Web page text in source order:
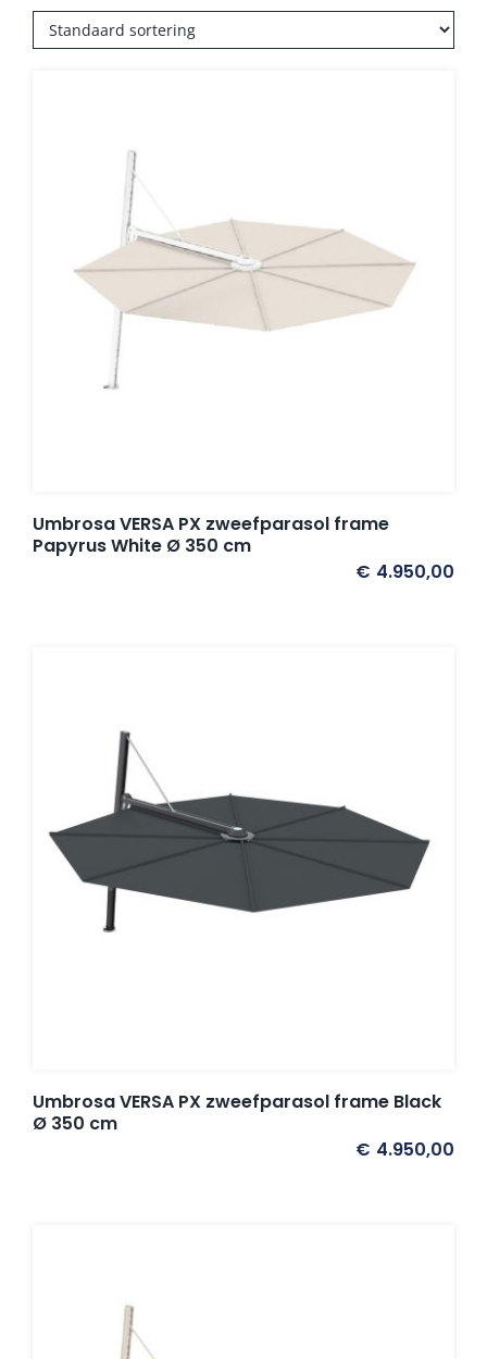
Balkonklemmen
Glatz Vita Collectie
Glatz parasoldoeken
Glatz stofstalen collectie Sampleboeken
Onze merken
Umbrosa VERSA PX zweefparasol frame
Papyrus White Ø 350 cm
€ 4.950,00
Umbrosa VERSA PX zweefparasol frame Black
Ø 350 cm
€ 4.950,00